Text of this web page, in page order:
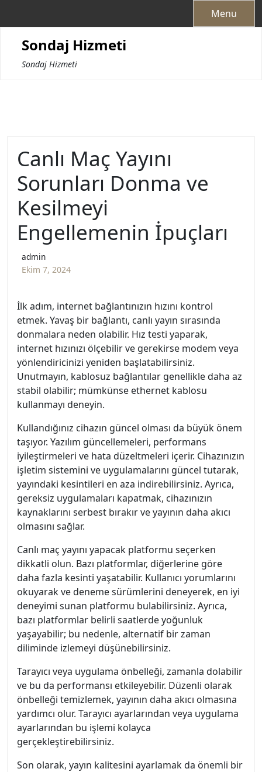
Menu
Sondaj Hizmeti
Sondaj Hizmeti
Canlı Maç Yayını
Sorunları Donma ve
Kesilmeyi
Engellemenin İpuçları
admin
Ekim 7, 2024
İlk adım, internet bağlantınızın hızını kontrol
etmek. Yavaş bir bağlantı, canlı yayın sırasında
donmalara neden olabilir. Hız testi yaparak,
internet hızınızı ölçebilir ve gerekirse modem veya
yönlendiricinizi yeniden başlatabilirsiniz.
Unutmayın, kablosuz bağlantılar genellikle daha az
stabil olabilir; mümkünse ethernet kablosu
kullanmayı deneyin.
Kullandığınız cihazın güncel olması da büyük önem
taşıyor. Yazılım güncellemeleri, performans
iyileştirmeleri ve hata düzeltmeleri içerir. Cihazınızın
işletim sistemini ve uygulamalarını güncel tutarak,
yayındaki kesintileri en aza indirebilirsiniz. Ayrıca,
gereksiz uygulamaları kapatmak, cihazınızın
kaynaklarını serbest bırakır ve yayının daha akıcı
olmasını sağlar.
Canlı maç yayını yapacak platformu seçerken
dikkatli olun. Bazı platformlar, diğerlerine göre
daha fazla kesinti yaşatabilir. Kullanıcı yorumlarını
okuyarak ve deneme sürümlerini deneyerek, en iyi
deneyimi sunan platformu bulabilirsiniz. Ayrıca,
bazı platformlar belirli saatlerde yoğunluk
yaşayabilir; bu nedenle, alternatif bir zaman
diliminde izlemeyi düşünebilirsiniz.
Tarayıcı veya uygulama önbelleği, zamanla dolabilir
ve bu da performansı etkileyebilir. Düzenli olarak
önbelleği temizlemek, yayının daha akıcı olmasına
yardımcı olur. Tarayıcı ayarlarından veya uygulama
ayarlarından bu işlemi kolayca
gerçekleştirebilirsiniz.
Son olarak, yayın kalitesini ayarlamak da önemli bir